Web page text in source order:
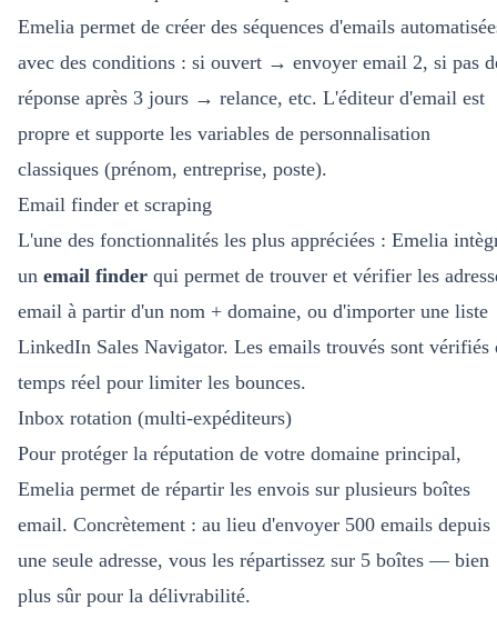
Emelia permet de créer des séquences d'emails
avec des conditions : si ouvert → envoyer email 2, si pas
réponse après 3 jours → relance, etc. L'éditeur d'email est
propre et supporte les variables de personnalisation
classiques (prénom, entreprise, poste).
Email finder et scraping
L'une des fonctionnalités les plus appréciées : Emelia
un email finder qui permet de trouver et vérifier les
email à partir d'un nom + domaine, ou d'importer une liste
LinkedIn Sales Navigator. Les emails trouvés sont vérifiés
temps réel pour limiter les bounces.
Inbox rotation (multi-expéditeurs)
Pour protéger la réputation de votre domaine principal,
Emelia permet de répartir les envois sur plusieurs boîtes
email. Concrètement : au lieu d'envoyer 500 emails depuis
une seule adresse, vous les répartissez sur 5 boîtes — bien
plus sûr pour la délivrabilité.